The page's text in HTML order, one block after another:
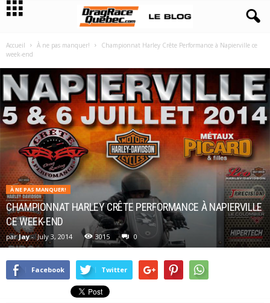
Accueil À ne pas manquer!
Championnat Harley Crête Performance à Napierville ce
week-end
À NE PAS MANQUER!
CHAMPIONNAT HARLEY CRÊTE PERFORMANCE À NAPIERVILLE
CE WEEK-END
par Jay- July 3, 2014 3015 0
Facebook Twitter